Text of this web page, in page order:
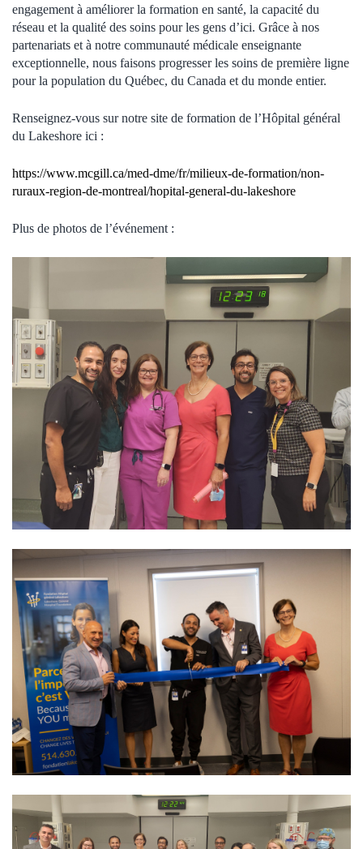
engagement à améliorer la formation en santé, la capacité du
réseau et la qualité des soins pour les gens d’ici. Grâce à nos
partenariats et à notre communauté médicale enseignante
exceptionnelle, nous faisons progresser les soins de première ligne
pour la population du Québec, du Canada et du monde entier.
Renseignez-vous sur notre site de formation de l’Hôpital général
du Lakeshore ici :
https://www.mcgill.ca/med-dme/fr/milieux-de-formation/non-
ruraux-region-de-montreal/hopital-general-du-lakeshore
Plus de photos de l’événement :